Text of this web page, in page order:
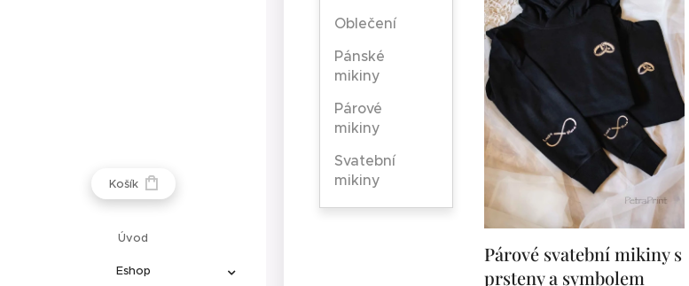
Košík
Úvod
Eshop
Oblečení
Pánské
mikiny
Párové
mikiny
Svatební
mikiny
Párové svatební mikiny s
prsteny a symbolem